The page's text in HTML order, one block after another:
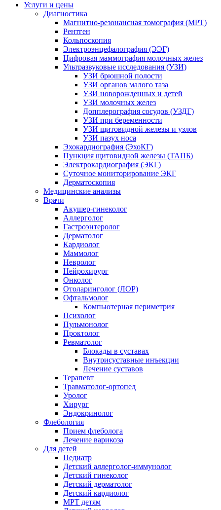
Услуги и цены
Диагностика
Магнитно-резонансная томография (МРТ)
Рентген
Кольпоскопия
Электроэнцефалография (ЭЭГ)
Цифровая маммография молочных желез
Ультразвуковые исследования (УЗИ)
УЗИ брюшной полости
УЗИ органов малого таза
УЗИ новорожденных и детей
УЗИ молочных желез
Допплерография сосудов (УЗДГ)
УЗИ при беременности
УЗИ щитовидной железы и узлов
УЗИ пазух носа
Эхокардиография (ЭхоКГ)
Пункция щитовидной железы (ТАПБ)
Электрокардиография (ЭКГ)
Суточное мониторирование ЭКГ
Дерматоскопия
Медицинские анализы
Врачи
Акушер-гинеколог
Аллерголог
Гастроэнтеролог
Дерматолог
Кардиолог
Маммолог
Невролог
Нейрохирург
Онколог
Отоларинголог (ЛОР)
Офтальмолог
Компьютерная периметрия
Психолог
Пульмонолог
Проктолог
Ревматолог
Блокады в суставах
Внутрисуставные инъекции
Лечение суставов
Терапевт
Травматолог-ортопед
Уролог
Хирург
Эндокринолог
Флебология
Прием флеболога
Лечение варикоза
Для детей
Педиатр
Детский аллерголог-иммунолог
Детский гинеколог
Детский дерматолог
Детский кардиолог
МРТ детям